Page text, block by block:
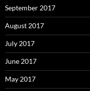
September 2017
August 2017
July 2017
June 2017
May 2017